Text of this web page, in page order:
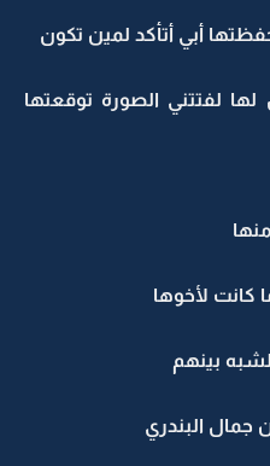
أبي أتأكد لمين تكون
لفتتني الصورة توقعتها
كانت لأخوها
بينهم
جمال البندري